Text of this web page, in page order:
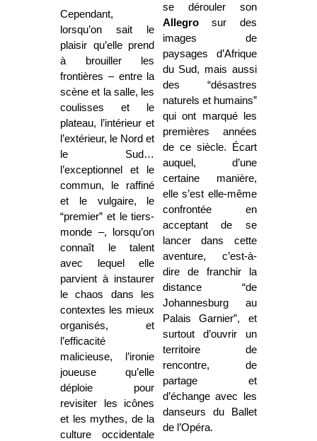
Cependant,
lorsqu’on sait le
plaisir qu’elle prend
à brouiller les
frontières – entre la
scène et la salle, les
coulisses et le
plateau, l’intérieur et
l’extérieur, le Nord et
le Sud…
l’exceptionnel et le
commun, le raffiné
et le vulgaire, le
“premier” et le tiers-
monde –, lorsqu’on
connaît le talent
avec lequel elle
parvient à instaurer
le chaos dans les
contextes les mieux
organisés, et
l’efficacité
malicieuse, l’ironie
joueuse qu’elle
déploie pour
revisiter les icônes
et les mythes, de la
culture occidentale
se dérouler son
Allegrosur des
images de
paysages d’Afrique
du Sud, mais aussi
des “désastres
naturels et humains”
qui ont marqué les
premières années
de ce siècle. Écart
auquel, d’une
certaine manière,
elle s’est elle-même
confrontée en
acceptant de se
lancer dans cette
aventure, c’est-à-
dire de franchir la
distance “de
Johannesburg au
Palais Garnier”, et
surtout d’ouvrir un
territoire de
rencontre, de
partage et
d’échange avec les
danseurs du Ballet
de l’Opéra.